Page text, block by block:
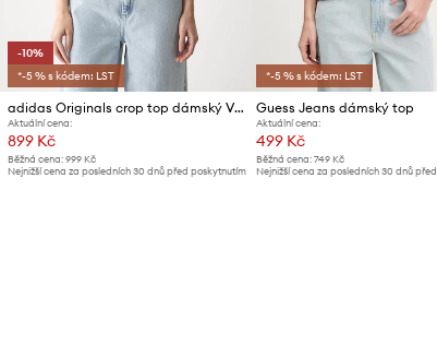
-10%
*-5 % s kódem: LST
adidas Originals crop top dámský Vintage
Aktuální cena:
899 Kč
Běžná cena: 999 Kč
Nejnižší cena za posledních 30 dnů před poskytnutím
*-5 % s kódem: LST
Guess Jeans dámský top
Aktuální cena:
499 Kč
Běžná cena: 749 Kč
Nejnižší cena za posledních 30 dnů